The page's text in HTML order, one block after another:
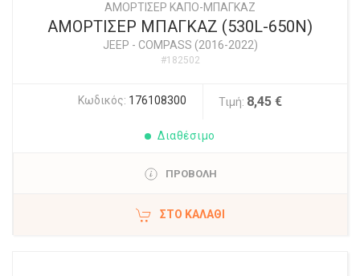
ΑΜΟΡΤΙΣΕΡ ΚΑΠΟ-ΜΠΑΓΚΑΖ
ΑΜΟΡΤΙΣΕΡ ΜΠΑΓΚΑΖ (530L-650N)
JEEP - COMPASS (2016-2022)
#182502
Κωδικός: 176108300 Τιμή: 8,45 €
Διαθέσιμο
ΠΡΟΒΟΛΗ
ΣΤΟ ΚΑΛΆΘΙ